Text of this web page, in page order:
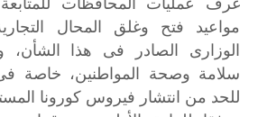
مواعيد فتح وغلق المحال
الوزارى الصادر فى هذا
سلامة وصحة المواطنين، خاصة
للحد من انتشار فيروس كورونا